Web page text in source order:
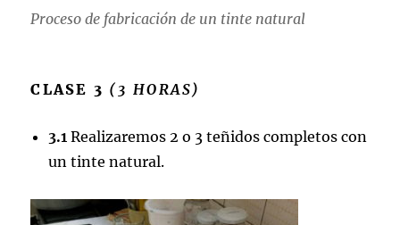
Proceso de fabricación de un tinte natural
CLASE 3 (3 HORAS)
3.1Realizaremos 2 o 3 teñidos completos con
un tinte natural.